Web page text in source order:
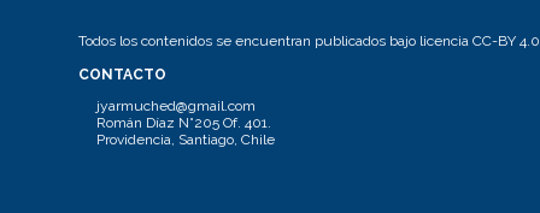
Todos los contenidos se encuentran publicados bajo licencia CC-BY 4.0
CONTACTO
jyarmuched@gmail.com
Román Díaz N°205 Of. 401.
Providencia, Santiago, Chile